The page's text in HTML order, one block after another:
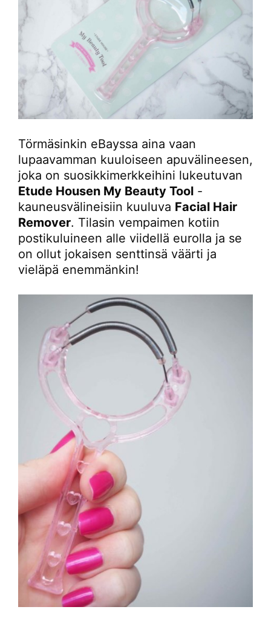
Törmäsinkin eBayssa aina vaan
lupaavamman kuuloiseen apuvälineesen,
joka on suosikkimerkkeihini lukeutuvan
Etude Housen My Beauty Tool -
kauneusvälineisiin kuuluva Facial Hair
Remover. Tilasin vempaimen kotiin
postikuluineen alle viidellä eurolla ja se
on ollut jokaisen senttinsä väärti ja
vieläpä enemmänkin!